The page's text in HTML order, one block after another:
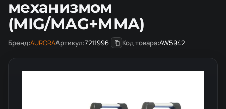
механизмом
(MIG/MAG+MMA)
Бренд:AURORAАртикул:7211996 Код товара:AW5942